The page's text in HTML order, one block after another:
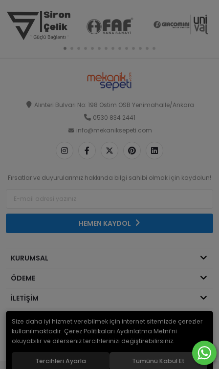
Alınteri Bulvarı No: 198 Ostim OSB Yenimahalle/Ankara
0530 834 2441
info@mekaniksepeti.com
Fırsatlar ve duyurularımız hakkında bilgi sahibi olmak için kaydolun!
HEMEN KAYDOL
KURUMSAL
ÖDEME
İLETİŞİM
© 2026Mekanik Sepeti. Bir Serdaroğlu A.Ş markasıdır ve tüm hakları
saklıdır.
Size daha iyi hizmet verebilmek için internet sitemizde çerezler
kullanılmaktadır. Çerez Politikaları Aydınlatma Metni’ni
okuyabilir ve dilerseniz tercihlerinizi değiştirebilirsiniz.
Tercihleri Ayarla Tümünü Kabul Et